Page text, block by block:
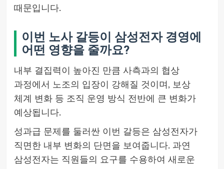
때문입니다.
이번 노사 갈등이 삼성전자 경영에
어떤 영향을 줄까요?
내부 결집력이 높아진 만큼 사측과의 협상
과정에서 노조의 입장이 강해질 것이며, 보상
체계 변화 등 조직 운영 방식 전반에 큰 변화가
예상됩니다.
성과급 문제를 둘러싼 이번 갈등은 삼성전자가
직면한 내부 변화의 단면을 보여줍니다. 과연
삼성전자는 직원들의 요구를 수용하여 새로운